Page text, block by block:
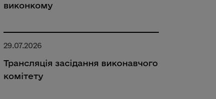
виконкому
29.07.2026
Трансляція засідання виконавчого
комітету